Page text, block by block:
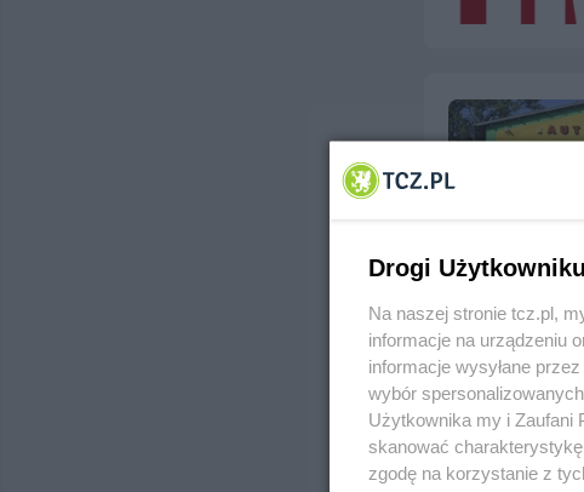
DDD Dobre
ul. Jagiellońska
Telefon:
Kategoria:Handel
Drogi
Na naszej stronie tcz.pl,
informacje na urządzeniu
informacje wysyłane
wybór
Użytkownika my i Zaufani
skanować
zgodę na korzystanie z